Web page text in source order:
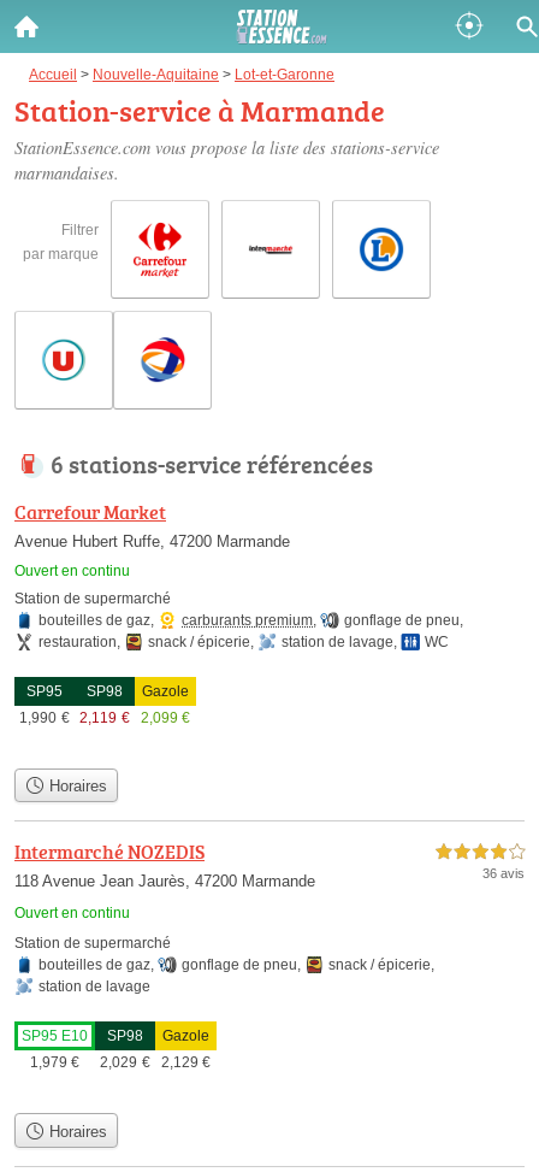
Accueil > Nouvelle-Aquitaine > Lot-et-Garonne
Station-service à Marmande
StationEssence.com vous propose la liste des stations-service
marmandaises.
Filtrer
par marque
6 stations-service référencées
Carrefour Market
Avenue Hubert Ruffe, 47200 Marmande
Ouvert en continu
Station de supermarché
bouteilles de gaz, carburants premium, gonflage de pneu,
restauration, snack / épicerie, station de lavage, WC
SP95
1,990 €
SP98
2,119 €
Gazole
2,099 €
Horaires
Intermarché NOZEDIS
118 Avenue Jean Jaurès, 47200 Marmande
Ouvert en continu
4,0 étoiles sur 5
36 avis
Station de supermarché
bouteilles de gaz, gonflage de pneu, snack / épicerie,
station de lavage
SP95 E10
1,979 €
SP98
2,029 €
Gazole
2,129 €
Horaires
Gazole :
Disponible Épuisé
SP 98 :
Disponible